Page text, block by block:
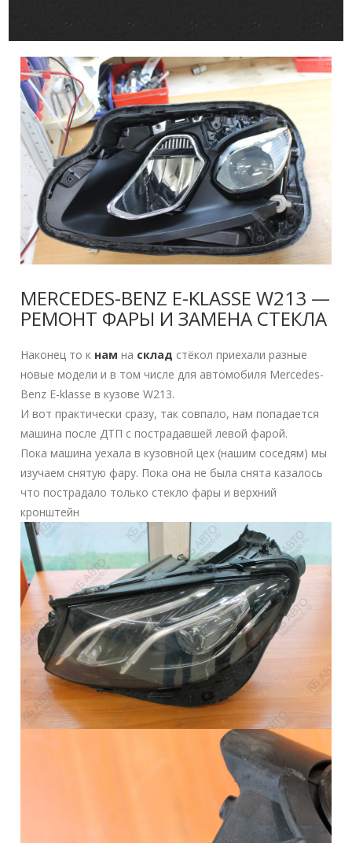
MERCEDES-BENZ E-KLASSE W213 —
РЕМОНТ ФАРЫ И ЗАМЕНА СТЕКЛА
Наконец то к нам на склад стёкол приехали разные
новые модели и в том числе для автомобиля Mercedes-
Benz E-klasse в кузове W213.
И вот практически сразу, так совпало, нам попадается
машина после ДТП с пострадавшей левой фарой.
Пока машина уехала в кузовной цех (нашим соседям) мы
изучаем снятую фару. Пока она не была снята казалось
что пострадало только стекло фары и верхний
кронштейн